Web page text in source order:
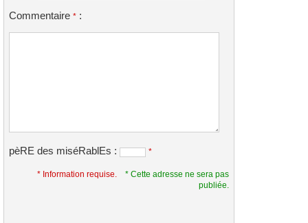
Commentaire * :
pèRE des miséRablEs : *
* Information requise.
* Cette adresse ne sera pas
publiée.